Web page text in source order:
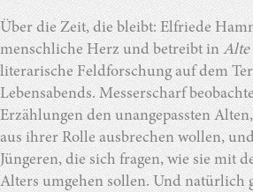
Über die Zeit, die bleibt: Elfriede
menschliche Herz und betreibt inAlte
literarische Feldforschung auf dem
Lebensabends.Messerscharf
Erzählungen den unangepassten
aus ihrer Rolle ausbrechen wollen,
Jüngeren, die sich fragen, wie sie mit
Alters umgehen sollen. Und natürlich